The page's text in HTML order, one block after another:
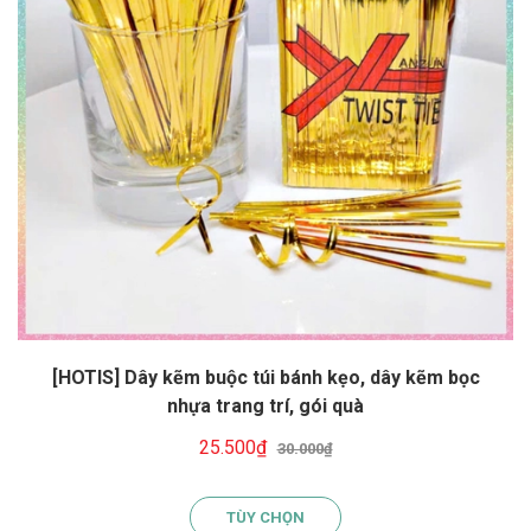
[HOTIS] Dây kẽm buộc túi bánh kẹo, dây kẽm bọc
nhựa trang trí, gói quà
25.500₫ 30.000₫
TÙY CHỌN